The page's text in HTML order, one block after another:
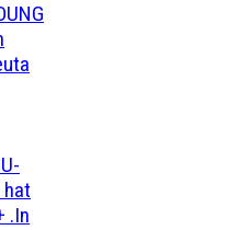
.In